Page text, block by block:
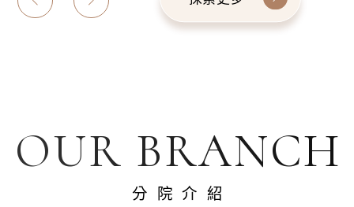
OUR BRANCH
分院介紹